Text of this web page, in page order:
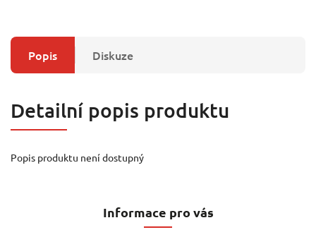
Popis Diskuze
Detailní popis produktu
Popis produktu není dostupný
Informace pro vás